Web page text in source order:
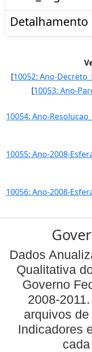
Detalhamento
[10052: Ano-
[10053: Ano-
Dados
Qualitativa
Governo
2008-
arquivos
Indicadores